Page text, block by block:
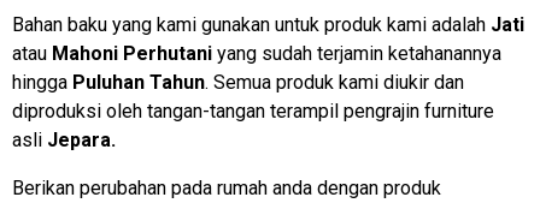
Bahan baku yang kami gunakan untuk produk kami adalah Jati
atau Mahoni Perhutani yang sudah terjamin ketahanannya
hingga Puluhan Tahun. Semua produk kami diukir dan
diproduksi oleh tangan-tangan terampil pengrajin furniture
asli Jepara.
Berikan perubahan pada rumah anda dengan produk